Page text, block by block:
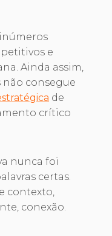
e
Ainda assim,
não consegue
de
crítico
nunca foi
certas.
contexto,
conexão.